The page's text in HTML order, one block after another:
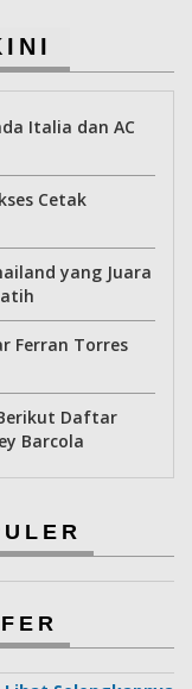
Italia dan AC
Cetak
yang Juara
Ferran Torres
Daftar
Barcola